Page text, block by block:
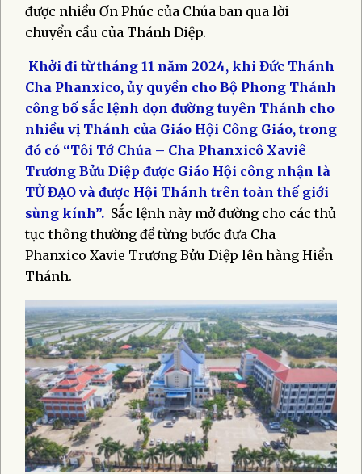
được nhiều Ơn Phúc của Chúa ban qua lời
chuyển cầu của Thánh Diệp.
Khởi đi từ tháng 11 năm 2024, khi Đức Thánh
Cha Phanxico, ủy quyền cho Bộ Phong Thánh
công bố sắc lệnh dọn đường tuyên Thánh cho
nhiều vị Thánh của Giáo Hội Công Giáo, trong
đó có “Tôi Tớ Chúa – Cha Phanxicô Xaviê
Trương Bửu Diệp được Giáo Hội công nhận là
TỬ ĐẠO và được Hội Thánh trên toàn thế giới
sùng kính”. Sắc lệnh này mở đường cho các thủ
tục thông thường đề từng bước đưa Cha
Phanxico Xavie Trương Bửu Diệp lên hàng Hiển
Thánh.